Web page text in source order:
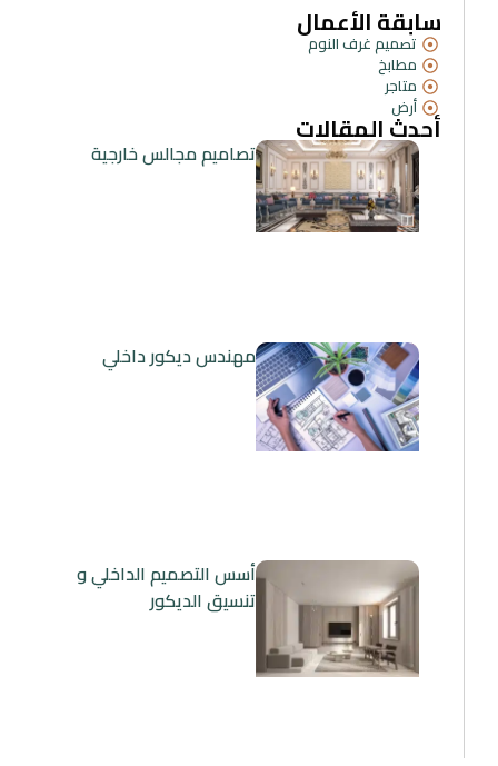
سابقة الأعمال
تصميم غرف النوم
مطابخ
متاجر
أرض
أحدث المقالات
تصاميم مجالس خارجية
مهندس ديكور داخلي
أسس التصميم الداخلي و
تنسيق الديكور